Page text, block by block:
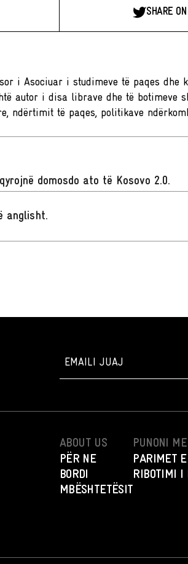
SHARE
i Asociuar i studimeve të paqes dhe
autor i disa librave dhe të botimeve
ndërtimit të paqes, politikave
domosdo ato të Kosovo 2.0.
anglisht.
ABOUT US
PËR NE
BORDI
MBËSHTETËSIT
PUNONI
PARIMET
RIBOTIMI I